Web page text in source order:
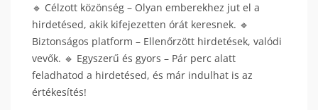
🔹 Célzott közönség – Olyan emberekhez jut el a
hirdetésed, akik kifejezetten órát keresnek. 🔹
Biztonságos platform – Ellenőrzött hirdetések, valódi
vevők. 🔹 Egyszerű és gyors – Pár perc alatt
feladhatod a hirdetésed, és már indulhat is az
értékesítés!